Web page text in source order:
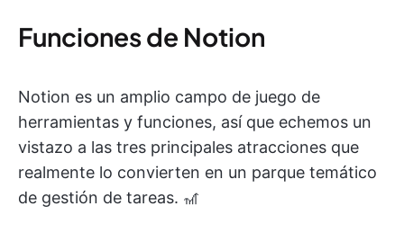
Funciones de Notion
Notion es un amplio campo de juego de
herramientas y funciones, así que echemos un
vistazo a las tres principales atracciones que
realmente lo convierten en un parque temático
de gestión de tareas. 🎢